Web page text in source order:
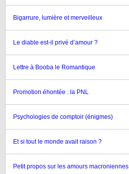
Bigarrure, lumière et merveilleux
Le diable est-il privé d’amour ?
Lettre à Booba le Romantique
Promotion éhontée : la PNL
Psychologies de comptoir (énigmes)
Et si tout le monde avait raison ?
Petit propos sur les amours macroniennes